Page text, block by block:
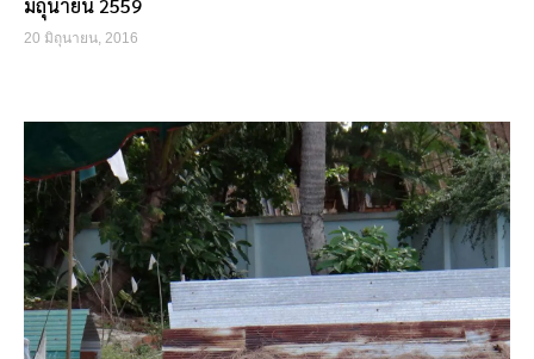
มิถุนายน 2559
20 มิถุนายน, 2016